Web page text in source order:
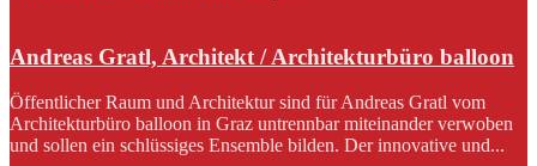
Andreas Gratl, Architekt / Architekturbüro balloon
Öffentlicher Raum und Architektur sind für Andreas Gratl vom
Architekturbüro balloon in Graz untrennbar miteinander verwoben
und sollen ein schlüssiges Ensemble bilden. Der innovative und...